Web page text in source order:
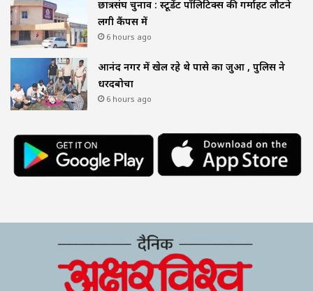
छात्रसंघ चुनाव : स्टूडेंट पॉलिटिक्स की गर्माहट लौटने
लगी कैंपस में
6 hours ago
आनंद नगर में खेल रहे थे पासे का जुआ , पुलिस ने
धरदबोचा
6 hours ago